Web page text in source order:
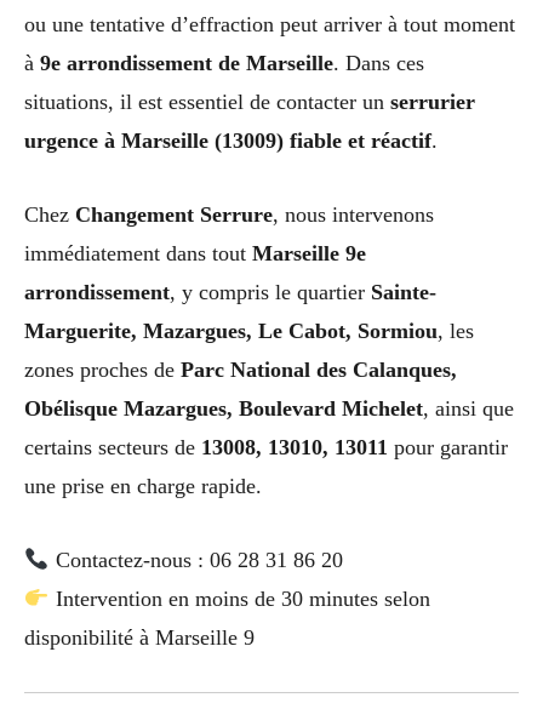
ou une tentative d’effraction peut arriver à tout moment
à 9e arrondissement de Marseille. Dans ces
situations, il est essentiel de contacter un serrurier
urgence à Marseille (13009) fiable et réactif.
Chez Changement Serrure, nous intervenons
immédiatement dans tout Marseille 9e
arrondissement, y compris le quartier Sainte-
Marguerite, Mazargues, Le Cabot, Sormiou, les
zones proches de Parc National des Calanques,
Obélisque Mazargues, Boulevard Michelet, ainsi que
certains secteurs de 13008, 13010, 13011 pour garantir
une prise en charge rapide.
Contactez-nous : 06 28 31 86 20
Intervention en moins de 30 minutes selon
disponibilité à Marseille 9